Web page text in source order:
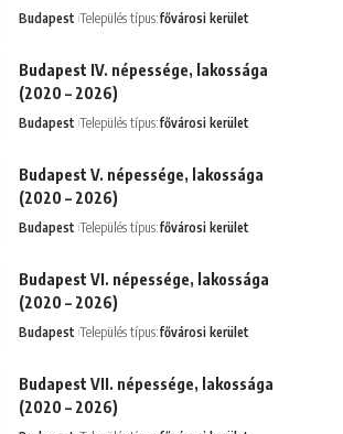
Budapest Település típus:fővárosi kerület
Budapest IV. népessége, lakossága
(2020 – 2026)
Budapest Település típus:fővárosi kerület
Budapest V. népessége, lakossága
(2020 – 2026)
Budapest Település típus:fővárosi kerület
Budapest VI. népessége, lakossága
(2020 – 2026)
Budapest Település típus:fővárosi kerület
Budapest VII. népessége, lakossága
(2020 – 2026)